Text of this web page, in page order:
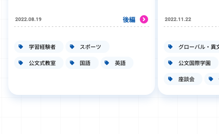
2022.08.19 後編
学習経験者 スポーツ
公文式教室 国語 英語
2022.11.22
グローバル・異
公文国際学園
座談会